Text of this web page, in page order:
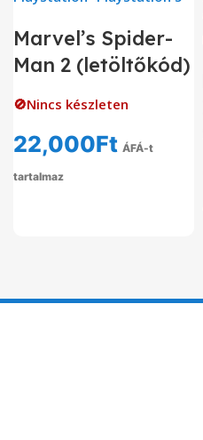
Marvel’s Spider-
Man 2 (letöltőkód)
🚫Nincs készleten
22,000Ft ÁFÁ-t
tartalmaz